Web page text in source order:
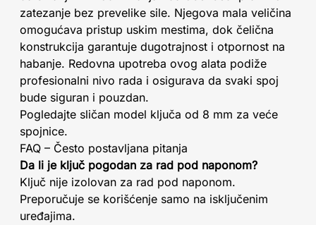
zatezanje bez prevelike sile. Njegova mala veličina
omogućava pristup uskim mestima, dok čelična
konstrukcija garantuje dugotrajnost i otpornost na
habanje. Redovna upotreba ovog alata podiže
profesionalni nivo rada i osigurava da svaki spoj
bude siguran i pouzdan.
Pogledajte sličan model ključa od 8 mm za veće
spojnice.
FAQ – Često postavljana pitanja
Da li je ključ pogodan za rad pod naponom?
Ključ nije izolovan za rad pod naponom.
Preporučuje se korišćenje samo na isključenim
uređajima.